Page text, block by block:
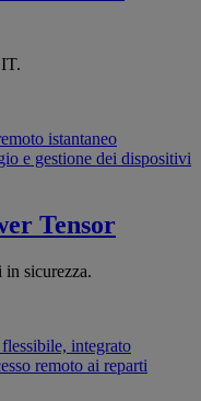
istantaneo
e gestione dei dispositivi
Tensor
sicurezza.
integrato
remoto ai reparti